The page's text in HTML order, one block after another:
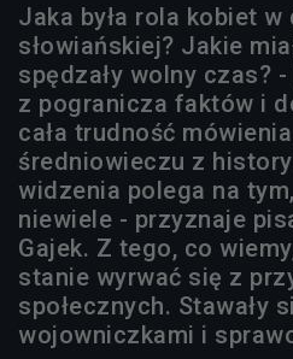
Jaka była rola kobiet
słowiańskiej? Jakie
spędzały wolny czas?
z pogranicza faktów i
cała trudność
średniowieczu z
widzenia polega na
niewiele - przyznaje
Gajek. Z tego, co
stanie wyrwać się z
społecznych. Stawały
wojowniczkami i